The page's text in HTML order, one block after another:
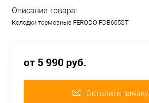
Описание товара:
Колодки тормозные FERODO FDB605ST
от 5 990 руб.
Оставить заявку